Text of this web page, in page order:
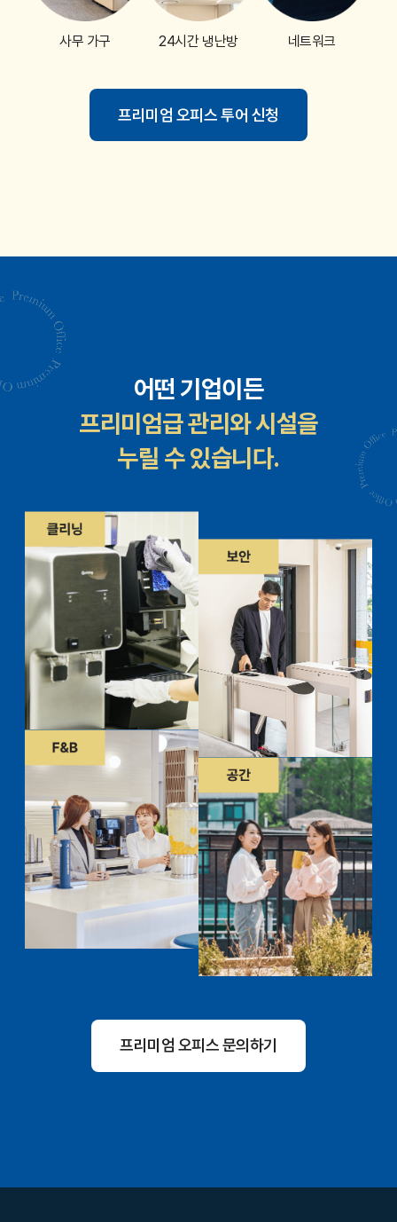
사무 가구 24시간 냉난방 네트워크
프리미엄 오피스 투어 신청
어떤 기업이든
프리미엄급 관리와 시설을
누릴 수 있습니다.
프리미엄 오피스 문의하기